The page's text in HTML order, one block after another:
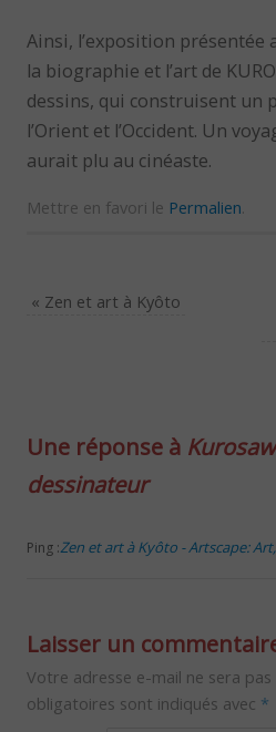
Ainsi, l’exposition présentée
la biographie et l’art de
dessins, qui construisent un
l’Orient et l’Occident. Un
aurait plu au cinéaste.
Mettre en favori le Permalien.
« Zen et art à Kyôto
Une réponse à
dessinateur
Ping :Zen et art à Kyôto - Artscape:
Laisser un
Votre adresse e-mail ne sera pas
obligatoires sont indiqués avec *